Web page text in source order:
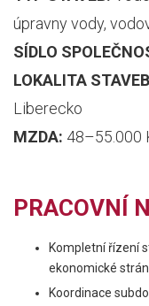
úpravny vody,
SÍDLO
LOKALITA
Liberecko
MZDA: 48–55.000
PRACOVNÍ
Kompletní řízení
ekonomické
Koordinace